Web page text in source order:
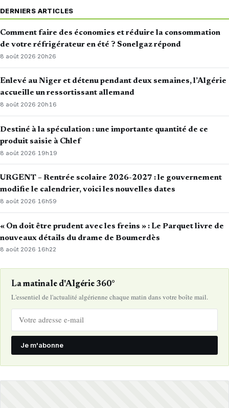
DERNIERS ARTICLES
Comment faire des économies et réduire la consommation
de votre réfrigérateur en été ? Sonelgaz répond
8 août 2026·20h26
Enlevé au Niger et détenu pendant deux semaines, l’Algérie
accueille un ressortissant allemand
8 août 2026·20h16
Destiné à la spéculation : une importante quantité de ce
produit saisie à Chlef
8 août 2026· 19h19
URGENT – Rentrée scolaire 2026-2027 : le gouvernement
modifie le calendrier, voici les nouvelles dates
8 août 2026·16h59
« On doit être prudent avec les freins » : Le Parquet livre de
nouveaux détails du drame de Boumerdès
8 août 2026·16h22
La matinale d'Algérie 360°
L'essentiel de l'actualité algérienne chaque matin dans votre boîte mail.
Je m'abonne